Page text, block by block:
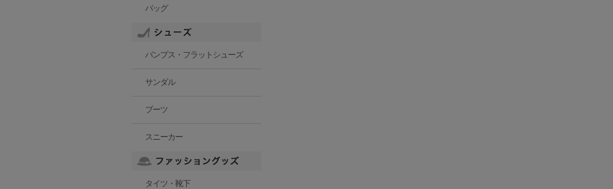
バッグ
パンプス・フラットシューズ
サンダル
ブーツ
スニーカー
タイツ・靴下